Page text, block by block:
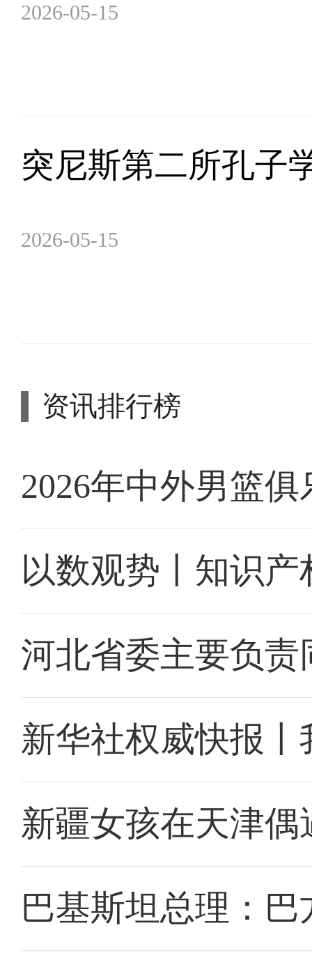
2026-05-15
突尼斯第二所孔子
2026-05-15
资讯排行榜
2026年中外男篮
以数观势丨知识
河北省委主要负
新华社权威快报
新疆女孩在天津
巴基斯坦总理：